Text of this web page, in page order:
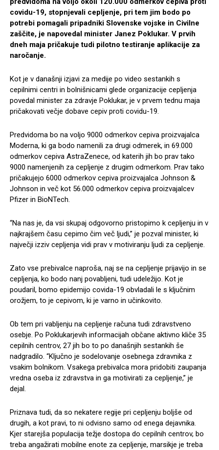
covidu-19, stopnjevali cepljenje, pri tem jim bodo po
potrebi pomagali pripadniki Slovenske vojske in Civilne
zaščite, je napovedal minister Janez Poklukar. V prvih
dneh maja pričakuje tudi pilotno testiranje aplikacije za
naročanje.
Kot je v današnji izjavi za medije po video sestankih s
cepilnimi centri in bolnišnicami glede organizacije cepljenja
povedal minister za zdravje Poklukar, je v prvem tednu maja
pričakovati večje dobave cepiv proti covidu-19.
Predvidoma bo na voljo 9000 odmerkov cepiva proizvajalca
Moderna, ki ga bodo namenili za drugi odmerek, in 69.000
odmerkov cepiva AstraZenece, od katerih jih bo prav tako
9000 namenjenih za cepljenje z drugim odmerkom. Prav tako
pričakujejo 6000 odmerkov cepiva proizvajalca Johnson &
Johnson in več kot 56.000 odmerkov cepiva proizvajalcev
Pfizer in BioNTech.
“Na nas je, da vsi skupaj odgovorno pristopimo k cepljenju in v
najkrajšem času cepimo čim več ljudi,” je pozval minister, ki
največji izziv cepljenja vidi prav v motiviranju ljudi za cepljenje.
Zato vse prebivalce naproša, naj se na cepljenje prijavijo in se
cepljenja, ko bodo nanj povabljeni, tudi udeležijo. Kot je
poudaril, bomo epidemijo covida-19 obvladali le s ključnim
orožjem, to je cepivom, ki je varno in učinkovito.
Ob tem pri vabljenju na cepljenje računa tudi zdravstveno
osebje. Po Poklukarjevih informacijah občane aktivno kliče 35
cepilnih centrov, 27 jih bo to po današnjih sestankih še
nadgradilo. “Ključno je sodelovanje osebnega zdravnika z
vsakim bolnikom. Vsakega prebivalca mora pridobiti zaupanja
vredna oseba iz zdravstva in ga motivirati za cepljenje,” je
dejal.
Priznava tudi, da so nekatere regije pri cepljenju boljše od
drugih, a kot pravi, to ni odvisno samo od enega dejavnika.
Kjer starejša populacija težje dostopa do cepilnih centrov, bo
treba angažirati mobilne enote za cepljenje, marsikje je treba